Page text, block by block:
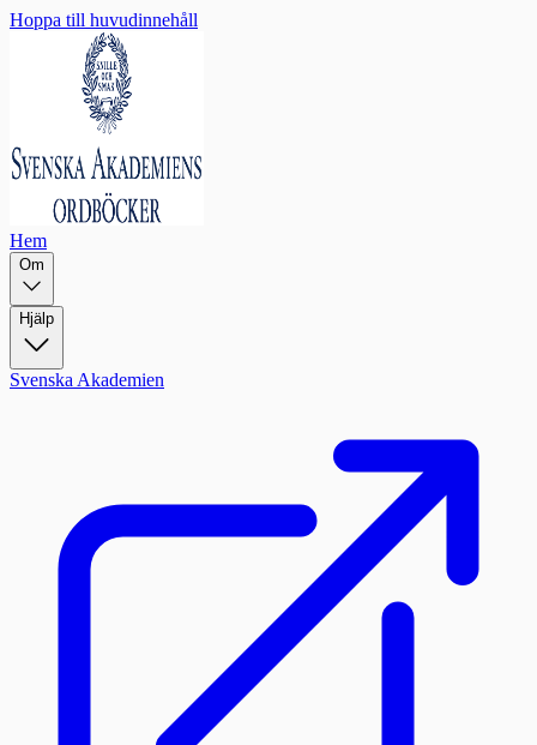
Hoppa till huvudinnehåll
Hem
Om
Hjälp
Svenska Akademien